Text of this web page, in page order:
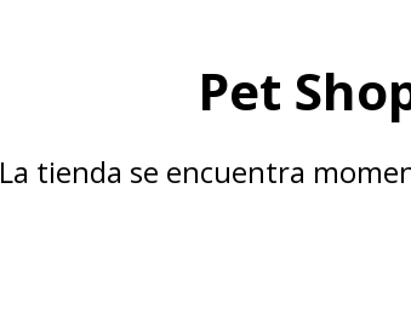
Pet
La tienda se encuentra